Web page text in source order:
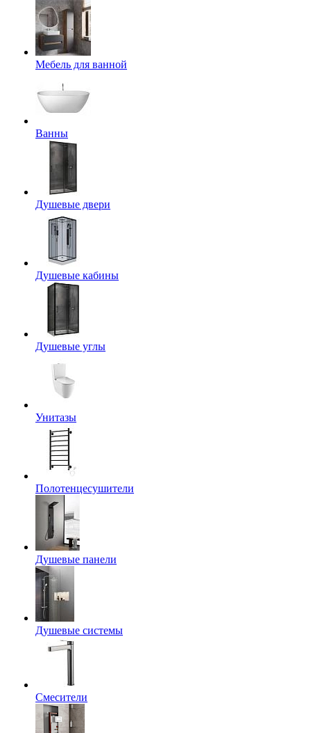
Мебель для ванной
Ванны
Душевые двери
Душевые кабины
Душевые углы
Унитазы
Полотенцесушители
Душевые панели
Душевые системы
Смесители